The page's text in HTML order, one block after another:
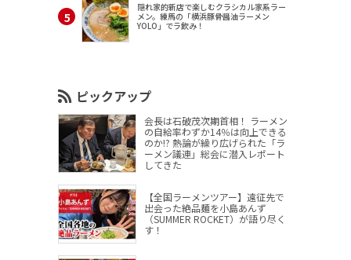
隠れ家的新店で楽しむクラシカル家系ラー
メン。練馬の「横浜豚骨醤油ラーメン
YOLO」でラ飲み！
ピックアップ
会長は石破茂次期首相！ ラーメン
の自給率わずか14％は向上できる
のか!? 熱論が繰り広げられた「ラ
ーメン議連」総会に潜入レポート
してきた
【全国ラーメンツアー】遠征先で
出会った絶品麺を小島あんず
（SUMMER ROCKET）が語り尽く
す！